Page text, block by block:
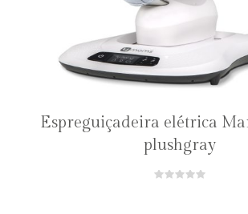
Espreguiçadeira elétrica
plushgray